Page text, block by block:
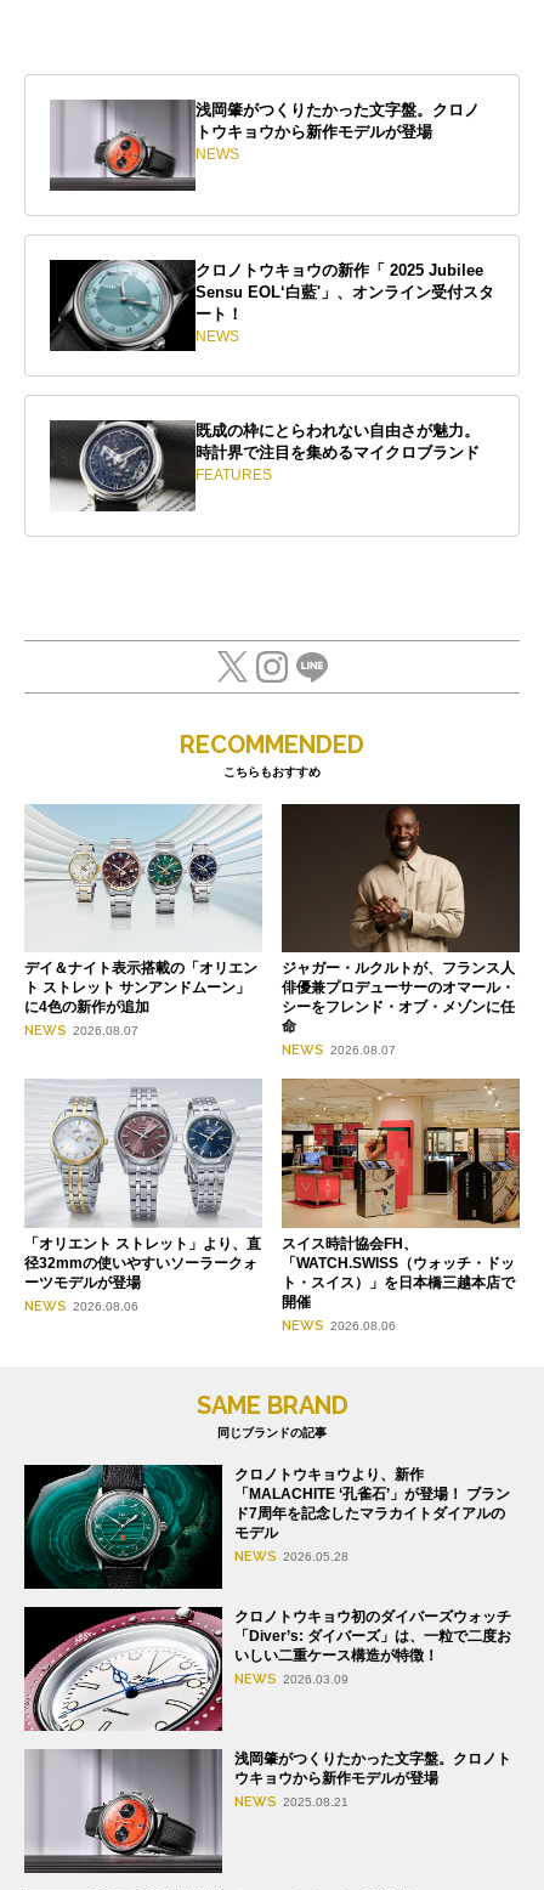
浅岡肇がつくりたかった文字盤。クロノ
トウキョウから新作モデルが登場
NEWS
クロノトウキョウの新作「 2025 Jubilee
Sensu EOL‘白藍'」、オンライン受付スタ
ート！
NEWS
既成の枠にとらわれない自由さが魅力。
時計界で注目を集めるマイクロブランド
FEATURES
RECOMMENDED
こちらもおすすめ
デイ＆ナイト表示搭載の「オリエン
ト ストレット サンアンドムーン」
に4色の新作が追加
NEWS 2026.08.07
ジャガー・ルクルトが、フランス人
俳優兼プロデューサーのオマール・
シーをフレンド・オブ・メゾンに任
命
NEWS 2026.08.07
「オリエント ストレット」より、直
径32mmの使いやすいソーラークォ
ーツモデルが登場
NEWS 2026.08.06
スイス時計協会FH、
「WATCH.SWISS（ウォッチ・ドッ
ト・スイス）」を日本橋三越本店で
開催
NEWS 2026.08.06
SAME BRAND
同じブランドの記事
クロノトウキョウより、新作
「MALACHITE ‘孔雀石’」が登場！ ブラン
ド7周年を記念したマラカイトダイアルの
モデル
NEWS 2026.05.28
クロノトウキョウ初のダイバーズウォッチ
「Diver’s: ダイバーズ」は、一粒で二度お
いしい二重ケース構造が特徴！
NEWS 2026.03.09
浅岡肇がつくりたかった文字盤。クロノト
ウキョウから新作モデルが登場
NEWS 2025.08.21